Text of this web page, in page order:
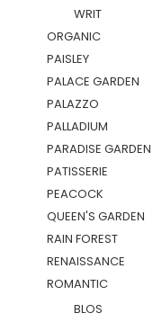
WRIT
ORGANIC
PAISLEY
PALACE GARDEN
PALAZZO
PALLADIUM
PARADISE GARDEN
PATISSERIE
PEACOCK
QUEEN'S GARDEN
RAIN FOREST
RENAISSANCE
ROMANTIC
BLOS